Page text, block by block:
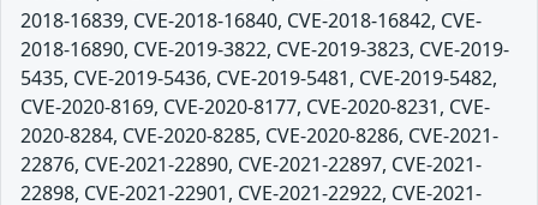
2018-16839, CVE-2018-16840, CVE-2018-16842, CVE-
2018-16890, CVE-2019-3822, CVE-2019-3823, CVE-2019-
5435, CVE-2019-5436, CVE-2019-5481, CVE-2019-5482,
CVE-2020-8169, CVE-2020-8177, CVE-2020-8231, CVE-
2020-8284, CVE-2020-8285, CVE-2020-8286, CVE-2021-
22876, CVE-2021-22890, CVE-2021-22897, CVE-2021-
22898, CVE-2021-22901, CVE-2021-22922, CVE-2021-